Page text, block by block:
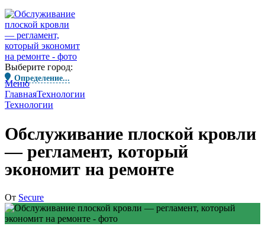
Выберите город:
Определение...
Меню
ГлавнаяТехнологии
Технологии
Обслуживание плоской кровли
— регламент, который
экономит на ремонте
От Secure